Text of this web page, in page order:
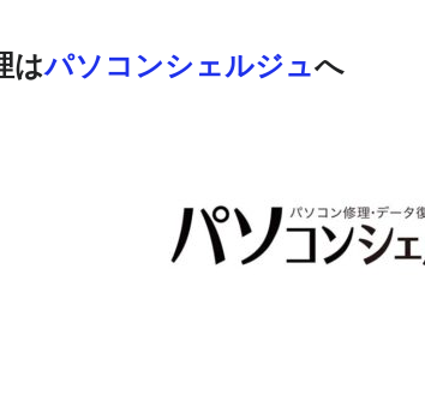
はパソコンシェルジュへ